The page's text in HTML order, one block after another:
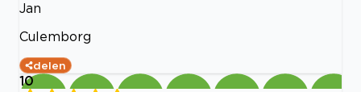
Jan
Culemborg
delen
10